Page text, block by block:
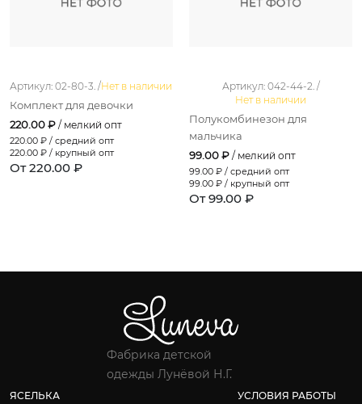
Артикул: 02-80-3. /Нет в наличии
Комплект для девочки
220.00 ₽ / мелкий опт
220.00 ₽ / средний опт
220.00 ₽ / крупный опт
От 220.00 ₽
Артикул: 042-44-2. /
Нет в наличии
Полукомбинезон для
мальчика
99.00 ₽ / мелкий опт
99.00 ₽ / средний опт
99.00 ₽ / крупный опт
От 99.00 ₽
Фабрика детской
одежды Лунёвой Н.Г.
ЯСЕЛЬКА УСЛОВИЯ РАБОТЫ